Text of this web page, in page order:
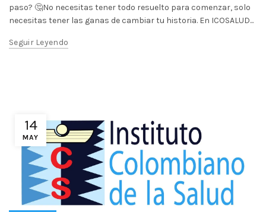
paso? 🤔No necesitas tener todo resuelto para comenzar, solo
necesitas tener las ganas de cambiar tu historia. En ICOSALUD...
Seguir Leyendo
14
MAY